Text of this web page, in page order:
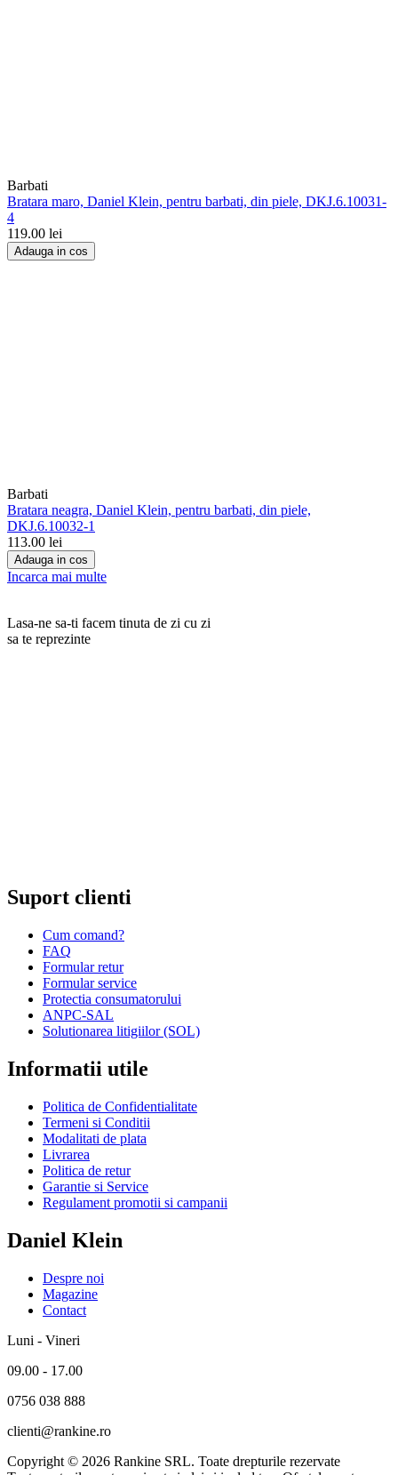
Barbati
Bratara maro, Daniel Klein, pentru barbati, din piele, DKJ.6.10031-
4
119.00 lei
Adauga in cos
Barbati
Bratara neagra, Daniel Klein, pentru barbati, din piele,
DKJ.6.10032-1
113.00 lei
Adauga in cos
Incarca mai multe
Lasa-ne sa-ti facem tinuta de zi cu zi
sa te reprezinte
Suport clienti
Cum comand?
FAQ
Formular retur
Formular service
Protectia consumatorului
ANPC-SAL
Solutionarea litigiilor (SOL)
Informatii utile
Politica de Confidentialitate
Termeni si Conditii
Modalitati de plata
Livrarea
Politica de retur
Garantie si Service
Regulament promotii si campanii
Daniel Klein
Despre noi
Magazine
Contact
Luni - Vineri
09.00 - 17.00
0756 038 888
clienti@rankine.ro
Copyright © 2026 Rankine SRL. Toate drepturile rezervate